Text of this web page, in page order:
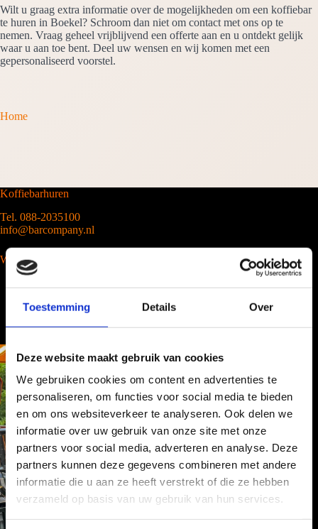
Toestemming Details Over
Deze website maakt gebruik van cookies
We gebruiken cookies om content en advertenties te
personaliseren, om functies voor social media te bieden
en om ons websiteverkeer te analyseren. Ook delen we
informatie over uw gebruik van onze site met onze
partners voor social media, adverteren en analyse. Deze
partners kunnen deze gegevens combineren met andere
informatie die u aan ze heeft verstrekt of die ze hebben
verzameld op basis van uw gebruik van hun services.
Wilt u graag extra informatie over de mogelijkheden om een koffiebar
te huren in Boekel? Schroom dan niet om contact met ons op te
nemen. Vraag geheel vrijblijvend een offerte aan en u ontdekt gelijk
waar u aan toe bent. Deel uw wensen en wij komen met een
gepersonaliseerd voorstel.
Home
Koffiebarhuren
Tel. 088-2035100
info@barcompany.nl
Wij werken landelijk